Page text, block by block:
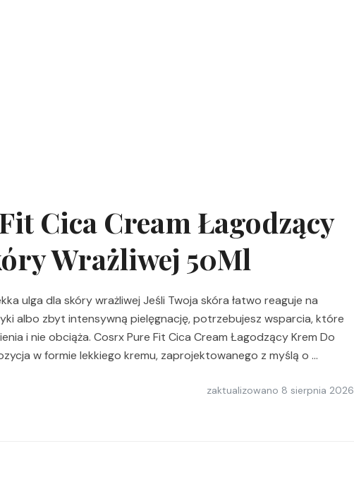
Cica Cream Łagodzący
Wrażliwej 50Ml
ulga dla skóry wrażliwej Jeśli Twoja skóra łatwo reaguje na
albo zbyt intensywną pielęgnację, potrzebujesz wsparcia, które
i nie obciąża. Cosrx Pure Fit Cica Cream Łagodzący Krem ​​Do
w formie lekkiego kremu, zaprojektowanego z myślą o …
zaktualizowano 8 sierpnia 2026